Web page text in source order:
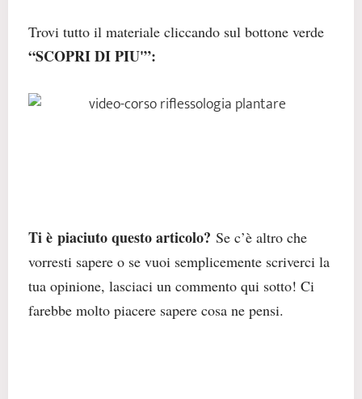
Trovi tutto il materiale cliccando sul bottone verde
“SCOPRI DI PIU'”:
Ti è piaciuto questo articolo? Se c’è altro che
vorresti sapere o se vuoi semplicemente scriverci la
tua opinione, lasciaci un commento qui sotto! Ci
farebbe molto piacere sapere cosa ne pensi.